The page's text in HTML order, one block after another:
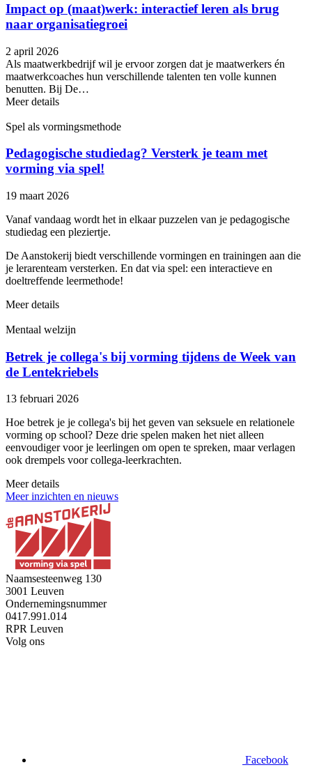
Impact op (maat)werk: interactief leren als brug
naar organisatiegroei
2 april 2026
Als maatwerkbedrijf wil je ervoor zorgen dat je maatwerkers én
maatwerkcoaches hun verschillende talenten ten volle kunnen
benutten. Bij De…
Meer details
Spel als vormingsmethode
Pedagogische studiedag? Versterk je team met
vorming via spel!
19 maart 2026
Vanaf vandaag wordt het in elkaar puzzelen van je pedagogische
studiedag een pleziertje.
De Aanstokerij biedt verschillende vormingen en trainingen aan die
je lerarenteam versterken. En dat via spel: een interactieve en
doeltreffende leermethode!
Meer details
Mentaal welzijn
Betrek je collega's bij vorming tijdens de Week van
de Lentekriebels
13 februari 2026
Hoe betrek je je collega's bij het geven van seksuele en relationele
vorming op school? Deze drie spelen maken het niet alleen
eenvoudiger voor je leerlingen om open te spreken, maar verlagen
ook drempels voor collega-leerkrachten.
Meer details
Meer inzichten en nieuws
Naamsesteenweg 130
3001 Leuven
Ondernemingsnummer
0417.991.014
RPR Leuven
Volg ons
Facebook